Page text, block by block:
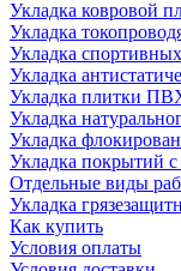
Укладка ковровой
Укладка
Укладка
Укладка
Укладка плитки
Укладка
Укладка
Укладка покрытий
Отдельные виды
Укладка
Как купить
Условия оплаты